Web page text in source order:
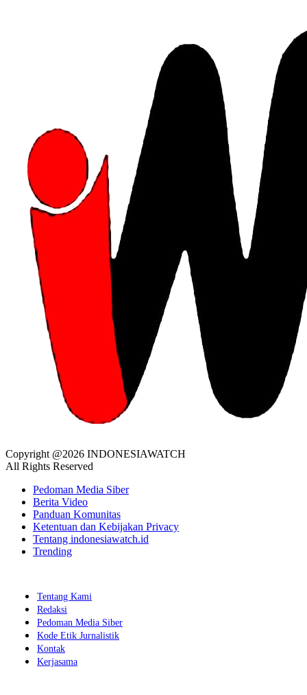
Copyright @2026 INDONESIAWATCH
All Rights Reserved
Pedoman Media Siber
Berita Video
Panduan Komunitas
Ketentuan dan Kebijakan Privacy
Tentang indonesiawatch.id
Trending
Tentang Kami
Redaksi
Pedoman Media Siber
Kode Etik Jurnalistik
Kontak
Kerjasama